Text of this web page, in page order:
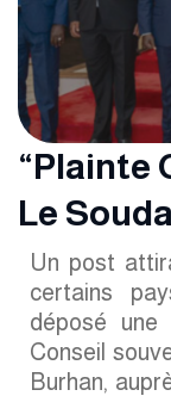
“Plainte
Le
Un post
certains
déposé
Conseil
Burhan,